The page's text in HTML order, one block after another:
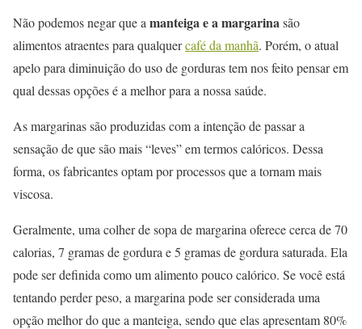
Não podemos negar que a manteiga e a margarinasão
alimentos atraentes para qualquercafé da manhã. Porém, o atual
apelo para diminuição do uso de gorduras tem nos feito pensar em
qual dessas opções é a melhor para a nossa saúde.
As margarinas são produzidas com a intenção de passar a
sensação de que são mais “leves” em termos calóricos. Dessa
forma, os fabricantes optam por processos que a tornam mais
viscosa.
Geralmente, uma colher de sopa de margarina oferece cerca de 70
calorias, 7 gramas de gordura e 5 gramas de gordura saturada. Ela
pode ser definida como um alimento pouco calórico. Se você está
tentando perder peso, a margarina pode ser considerada uma
opção melhor do que a manteiga, sendo que elas apresentam 80%